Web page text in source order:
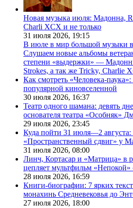
Новая музыка июля: Мадонна,
Charli XCX и не только
31 июля 2026, 19:15
В июле в мир большой музыки
Слушаем новые альбомы
степени «выдержки» —
Strokes, а так же Tricky, Charlie
Как смотреть «Человека-
популярной киновселенной
30 июля 2026, 16:37
Театр одного шамана: девять
основателя театра «Особняк»
29 июля 2026, 23:45
Куда пойти 31 июля—2 августа:
«Пространственный сдвиг» у
31 июля 2026, 08:00
Линч, Кортасар и «Матрица» в
цепляет мультфильм
28 июля 2026, 16:59
Книги-биографии: 7 ярких
монахинь Средневековья до
27 июля 2026, 18:00